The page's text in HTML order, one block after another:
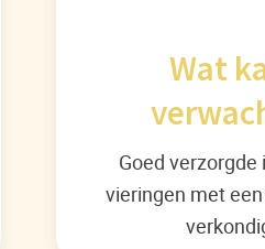
Wat
Goed
vieringen met